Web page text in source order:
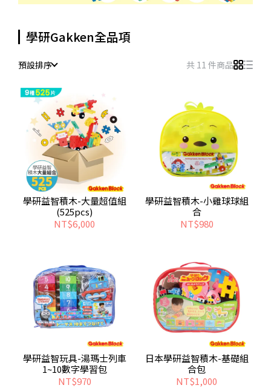
學研Gakken全品項
預設排序 共 11 件商品
學研益智積木-大量超值組
(525pcs)
NT$6,000
學研益智積木-小雞球球組
合
NT$980
學研益智玩具-湯瑪士列車
1~10數字學習包
NT$970
日本學研益智積木-基礎組
合包
NT$1,000